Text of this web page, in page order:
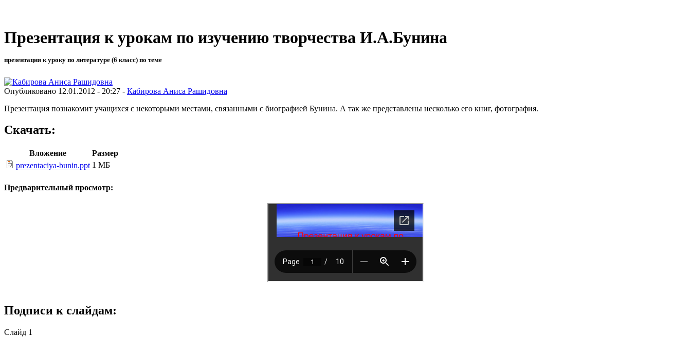
Презентация к урокам по изучению творчества И.А.Бунина
презентация к уроку по литературе (6 класс) по теме
Опубликовано 12.01.2012 - 20:27 - Кабирова Аниса Рашидовна
Презентация познакомит учащихся с некоторыми местами, связанными с биографией Бунина. А так же представлены несколько его книг, фотография.
Скачать:
Вложение
Размер
prezentaciya-bunin.ppt 1 МБ
Предварительный просмотр:
Подписи к слайдам:
Слайд 1